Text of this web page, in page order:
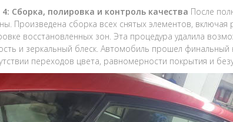
Сборка, полировка и контроль качества После
Произведена сборка всех снятых элементов,
восстановленных зон. Эта процедура удалила
и зеркальный блеск. Автомобиль прошел
переходов цвета, равномерности покрытия и